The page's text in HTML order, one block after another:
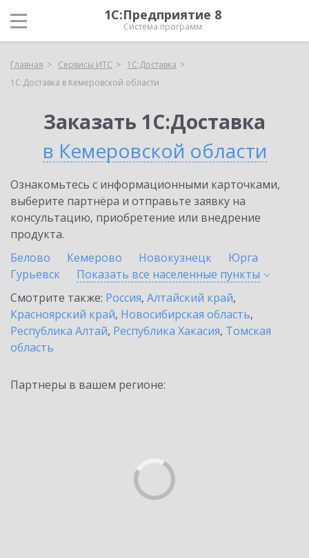
1С:Предприятие 8
Система программ
Главная Сервисы ИТС
1С:Доставка
1С:Доставка в Кемеровской области
Заказать 1С:Доставка
в Кемеровской области
Ознакомьтесь с информационными карточками,
выберите партнёра и отправьте заявку на
консультацию, приобретение или внедрение
продукта.
Белово
Кемерово Новокузнецк
Юрга
Гурьевск
Показать все населенные пункты
Смотрите также: Россия, Алтайский край,
Красноярский край, Новосибирская область,
Республика Алтай, Республика Хакасия, Томская
область
Партнеры в вашем регионе: